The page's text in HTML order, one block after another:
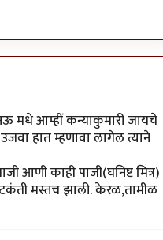
नऊ मधे आम्हीं कन्याकुमारी जायचे
हात म्हणावा लागेल त्याने
आणी काही पाजी(घनिष्ट मित्र)
मस्तच झाली. केरळ,तामीळ